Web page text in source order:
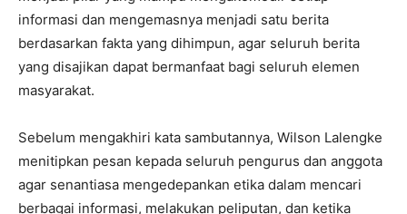
informasi dan mengemasnya menjadi satu berita
berdasarkan fakta yang dihimpun, agar seluruh berita
yang disajikan dapat bermanfaat bagi seluruh elemen
masyarakat.
Sebelum mengakhiri kata sambutannya, Wilson Lalengke
menitipkan pesan kepada seluruh pengurus dan anggota
agar senantiasa mengedepankan etika dalam mencari
berbagai informasi, melakukan peliputan, dan ketika